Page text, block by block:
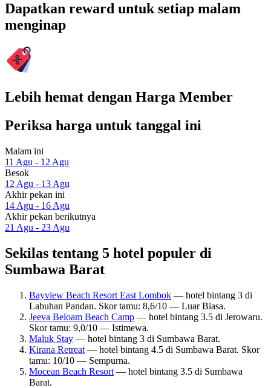
Dapatkan reward untuk setiap malam
menginap
Lebih hemat dengan Harga Member
Periksa harga untuk tanggal ini
Malam ini
11 Agu - 12 Agu
Besok
12 Agu - 13 Agu
Akhir pekan ini
14 Agu - 16 Agu
Akhir pekan berikutnya
21 Agu - 23 Agu
Sekilas tentang 5 hotel populer di
Sumbawa Barat
Bayview Beach Resort East Lombok — hotel bintang 3 di
Labuhan Pandan. Skor tamu: 8,6/10 — Luar Biasa.
Jeeva Beloam Beach Camp — hotel bintang 3.5 di Jerowaru.
Skor tamu: 9,0/10 — Istimewa.
Maluk Stay — hotel bintang 3 di Sumbawa Barat.
Kirana Retreat — hotel bintang 4.5 di Sumbawa Barat. Skor
tamu: 10/10 — Sempurna.
Mocean Beach Resort — hotel bintang 3.5 di Sumbawa
Barat.